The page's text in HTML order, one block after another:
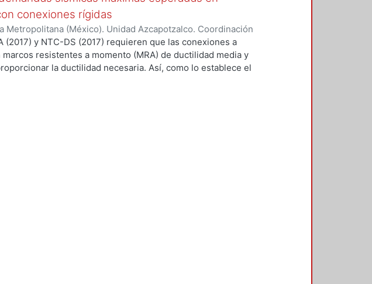
conexiones rígidas
Metropolitana (México). Unidad Azcapotzalco. Coordinación
,2020)Bautista Ortiz, Sandra
(2017) y NTC-DS (2017) requieren que las conexiones a
resistentes a momento (MRA) de ductilidad media y
la ductilidad necesaria. Así, como lo establece el